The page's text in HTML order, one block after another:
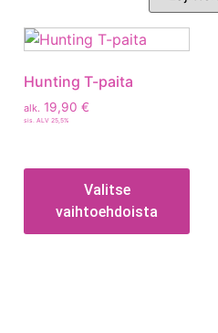
Hunting T-paita
alk. 19,90 €
sis. ALV 25,5%
Valitse
vaihtoehdoista